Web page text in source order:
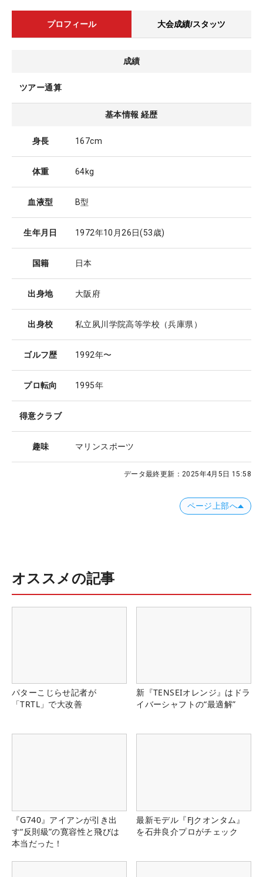
プロフィール 大会成績/スタッツ
成績
ツアー通算
基本情報 経歴
身長 167cm
体重 64kg
血液型 B型
生年月日 1972年10月26日(53歳)
国籍 日本
出身地 大阪府
出身校 私立夙川学院高等学校（兵庫県）
ゴルフ歴 1992年〜
プロ転向 1995年
得意クラブ
趣味 マリンスポーツ
データ最終更新： 2025年4月5日 15:58
ページ上部へ
オススメの記事
パターこじらせ記者が
「TRTL」で大改善
新『TENSEIオレンジ』はドラ
イバーシャフトの“最適解”
『G740』アイアンが引き出
す“反則級”の寛容性と飛びは
本当だった！
最新モデル『FJクオンタム』
を石井良介プロがチェック